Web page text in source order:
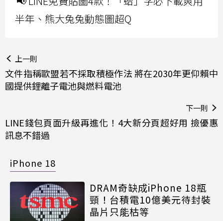
半年、熊大兔兔動態圖超Q
上一則
文件指稱歐盟若不採取積極作法 將在2030年更仰賴中
國提供鋰離子電池與燃料電池
下一則
LINE錢包頁面升級再進化！4大新分頁超好用 撿優惠
訊息不錯過
iPhone 18
DRAM奇缺成iPhone 18瓶
頸！台積電10億美元待封裝
晶片只能枯等